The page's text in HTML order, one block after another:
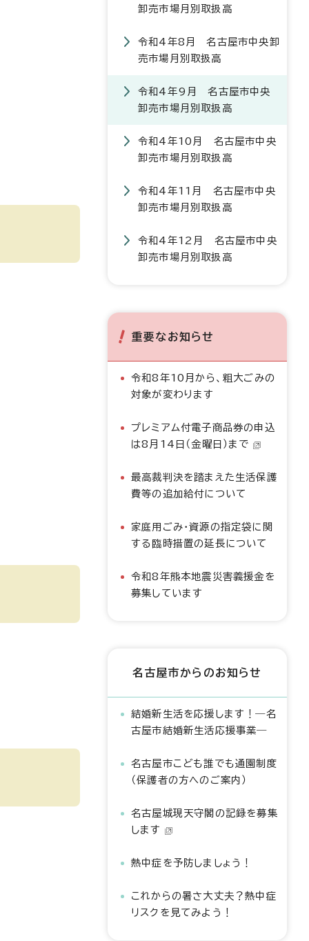
卸売市場月別取扱高
令和4年8月 名古屋市中央卸
売市場月別取扱高
令和4年9月 名古屋市中央
卸売市場月別取扱高
令和4年10月 名古屋市中央
卸売市場月別取扱高
令和4年11月 名古屋市中央
卸売市場月別取扱高
令和4年12月 名古屋市中央
卸売市場月別取扱高
重要なお知らせ
令和8年10月から、粗大ごみの
対象が変わります
プレミアム付電子商品券の申込
は8月14日（金曜日）まで
最高裁判決を踏まえた生活保護
費等の追加給付について
家庭用ごみ・資源の指定袋に関
する臨時措置の延長について
令和8年熊本地震災害義援金を
募集しています
名古屋市からのお知らせ
結婚新生活を応援します！―名
古屋市結婚新生活応援事業―
名古屋市こども誰でも通園制度
（保護者の方へのご案内）
名古屋城現天守閣の記録を募集
します
熱中症を予防しましょう！
これからの暑さ大丈夫？熱中症
リスクを見てみよう！